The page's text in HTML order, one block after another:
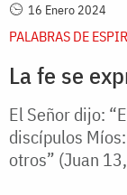
16 Enero 2024
PALABRAS DE
La fe se
El Señor dijo:
discípulos
otros” (Juan